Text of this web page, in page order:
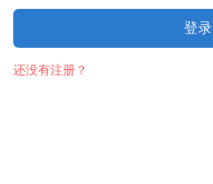
登录
还没有注册？